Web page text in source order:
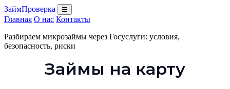
ЗаймПроверка ☰
Главная О нас Контакты
Разбираем микрозаймы через Госуслуги: условия,
безопасность, риски
Займы на карту